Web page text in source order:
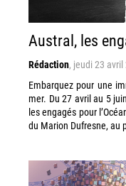
Austral, les
Rédaction, jeudi 23
Embarquez pour une
mer. Du 27 avril au 5
les engagés pour
du Marion Dufresne, au